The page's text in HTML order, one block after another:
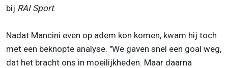
bij RAI Sport.
Nadat Mancini even op adem kon komen, kwam hij toch
met een beknopte analyse. "We gaven snel een goal weg,
dat het bracht ons in moeilijkheden. Maar daarna